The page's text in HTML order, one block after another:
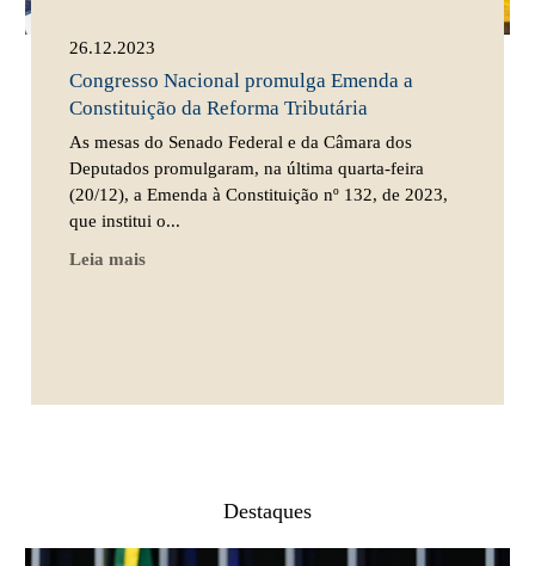
26.12.2023
Congresso Nacional promulga Emenda a
Constituição da Reforma Tributária
As mesas do Senado Federal e da Câmara dos
Deputados promulgaram, na última quarta-feira
(20/12), a Emenda à Constituição nº 132, de 2023,
que institui o...
Leia mais
Destaques